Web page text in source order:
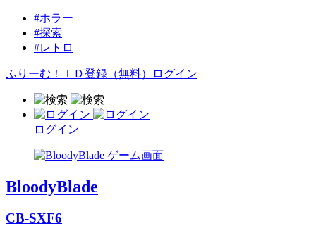
#ホラー
#探索
#レトロ
ふりーむ！ＩＤ登録（無料） ログイン
ログイン
BloodyBlade
CB-SXF6